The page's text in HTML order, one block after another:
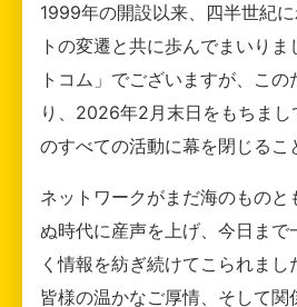
1999年の開設以来、四半世紀
トの変遷と共に歩んでまいり
トコム」でございますが、こ
り、2026年2月末日をもちま
のすべての活動に幕を閉じるこ
ネットワークがまだ海のものと
ぬ時代に産声を上げ、今日まで
く情報を紡ぎ続けてこられま
皆様の温かなご厚情、そして関